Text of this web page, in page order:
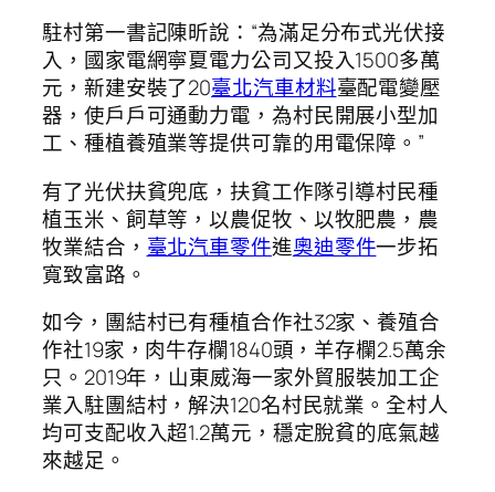
駐村第一書記陳昕說：“為滿足分布式光伏接
入，國家電網寧夏電力公司又投入1500多萬
元，新建安裝了20臺北汽車材料臺配電變壓
器，使戶戶可通動力電，為村民開展小型加
工、種植養殖業等提供可靠的用電保障。”
有了光伏扶貧兜底，扶貧工作隊引導村民種
植玉米、飼草等，以農促牧、以牧肥農，農
牧業結合， 臺北汽車零件進奧迪零件一步拓
寬致富路。
如今，團結村已有種植合作社32家、養殖合
作社19家，肉牛存欄1840頭，羊存欄2.5萬余
只。2019年，山東威海一家外貿服裝加工企
業入駐團結村，解決120名村民就業。全村人
均可支配收入超1.2萬元，穩定脫貧的底氣越
來越足。